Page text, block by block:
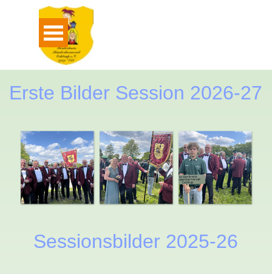
Direkt zum Seiteninhalt
Menü überspringen
Erste Bilder Session 2026-27
Sessionsbilder 2025-26